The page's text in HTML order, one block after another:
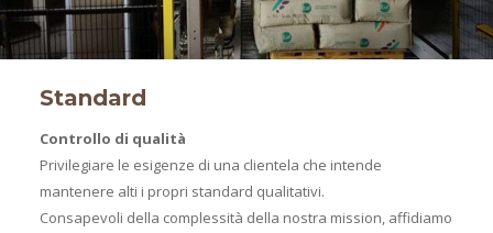
Standard
Controllo di qualità
Privilegiare le esigenze di una clientela che intende
mantenere alti i propri standard qualitativi.
Consapevoli della complessità della nostra mission, affidiamo